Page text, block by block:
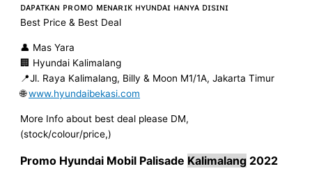
ᴅᴀᴘᴀᴛᴋᴀɴ ᴘʀᴏᴍᴏ ᴍᴇɴᴀʀɪᴋ ʜʏᴜɴᴅᴀɪ ʜᴀɴʏᴀ ᴅɪsɪɴɪ
Best Price & Best Deal
👤 Mas Yara
🏢 Hyundai Kalimalang
📍Jl. Raya Kalimalang, Billy & Moon M1/1A, Jakarta Timur
🌐www.hyundaibekasi.com
More Info about best deal please DM,
(stock/colour/price,)
Promo Hyundai Mobil Palisade Kalimalang 2022